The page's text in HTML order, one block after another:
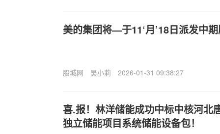
美的集团将—于11‘月’18日派发中
股城网 吴小莉 2026-01-31 09:38:27
喜.报！林洋储能成功中标中核河北
独立储能项目系统储能设备包！